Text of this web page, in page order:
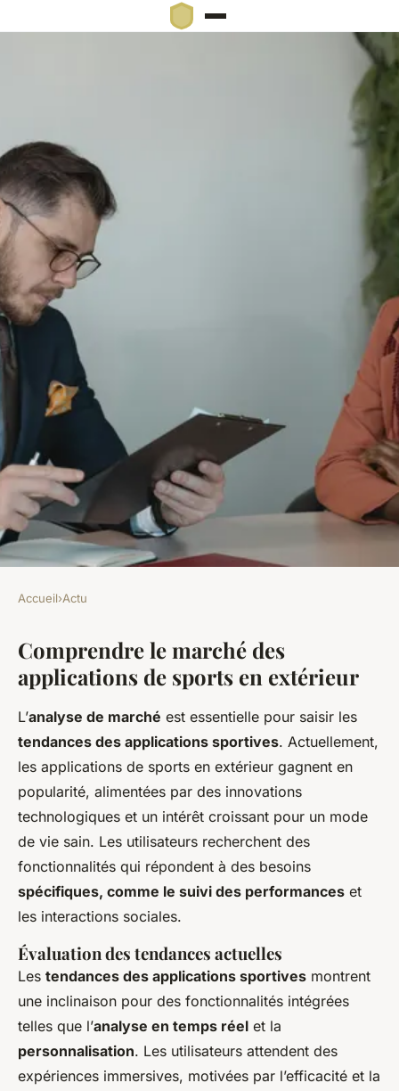
Guide fondamental pour
développer une appli mobile
innovante pour la promotion
des activités sportives en
extérieur
Soan•22 février 2025•9 min de lecture
Accueil›Actu
Comprendre le marché des
applications de sports en extérieur
L’analyse de marché est essentielle pour saisir les
tendances des applications sportives. Actuellement,
les applications de sports en extérieur gagnent en
popularité, alimentées par des innovations
technologiques et un intérêt croissant pour un mode
de vie sain. Les utilisateurs recherchent des
fonctionnalités qui répondent à des besoins
spécifiques, comme le suivi des performances et
les interactions sociales.
Évaluation des tendances actuelles
Les tendances des applications sportives montrent
une inclinaison pour des fonctionnalités intégrées
telles que l’analyse en temps réel et la
personnalisation. Les utilisateurs attendent des
expériences immersives, motivées par l’efficacité et la